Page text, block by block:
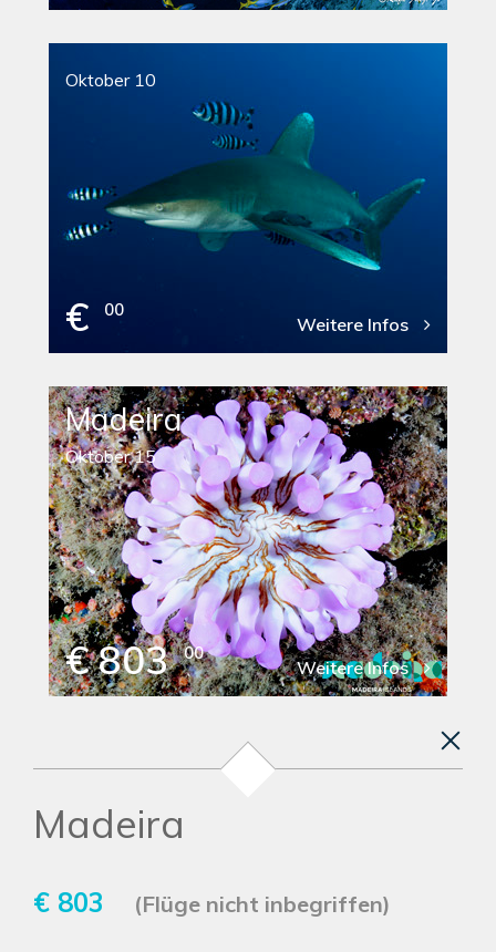
Oktober 10
€ 00
Weitere Infos
Madeira
Oktober 15
€ 803 00
Weitere Infos
Madeira
€ 803 (Flüge nicht inbegriffen)